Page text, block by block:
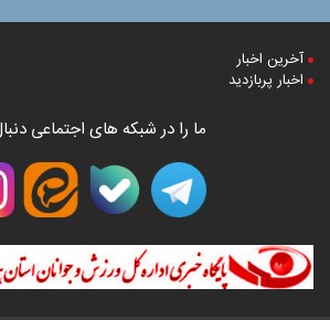
آخرین اخبار
اخبار پربازدید
ما را در شبکه های اجتماعی